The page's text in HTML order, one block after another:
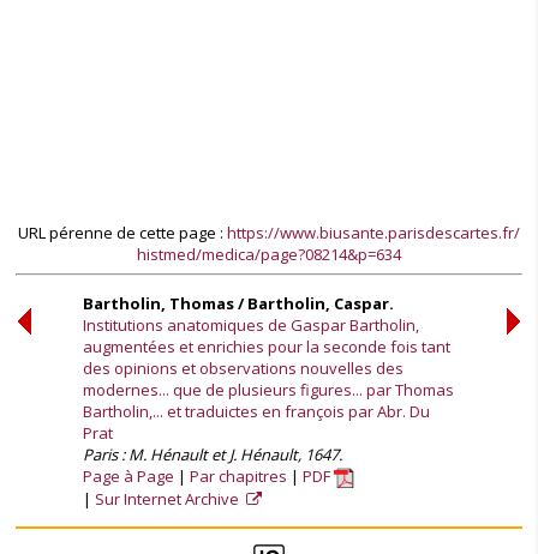
URL pérenne de cette page : https://www.biusante.parisdescartes.fr/
histmed/medica/page?08214&p=634
Bartholin, Thomas / Bartholin, Caspar.
Institutions anatomiques de Gaspar Bartholin,
augmentées et enrichies pour la seconde fois tant
des opinions et observations nouvelles des
modernes... que de plusieurs figures... par Thomas
Bartholin,... et traduictes en françois par Abr. Du
Prat
Paris : M. Hénault et J. Hénault, 1647.
Page à Page
Par chapitres
PDF
Sur Internet Archive